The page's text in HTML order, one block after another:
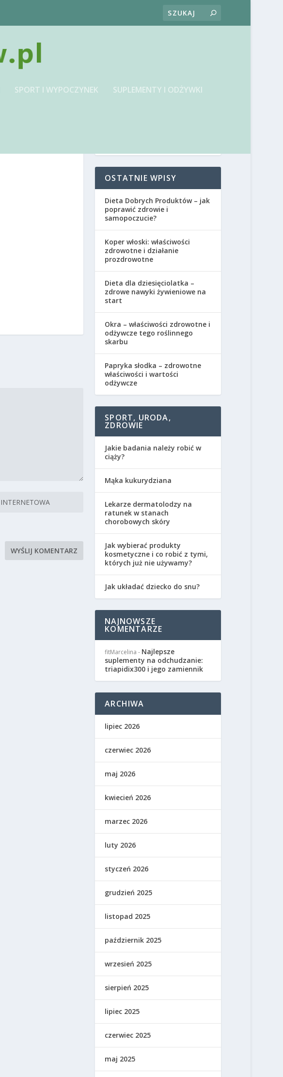
SPORT I WYPOCZYNEK SUPLEMENTY I ODŻYWKI
OSTATNIE WPISY
Dieta Dobrych Produktów – jak
poprawić zdrowie i
samopoczucie?
Koper włoski: właściwości
zdrowotne i działanie
prozdrowotne
Dieta dla dziesięciolatka –
zdrowe nawyki żywieniowe na
start
Okra – właściwości zdrowotne i
odżywcze tego roślinnego
skarbu
Papryka słodka – zdrowotne
właściwości i wartości
odżywcze
SPORT, URODA,
ZDROWIE
Jakie badania należy robić w
ciąży?
Mąka kukurydziana
Lekarze dermatolodzy na
ratunek w stanach
chorobowych skóry
Jak wybierać produkty
kosmetyczne i co robić z tymi,
których już nie używamy?
Jak układać dziecko do snu?
NAJNOWSZE
KOMENTARZE
fitMarcelina - Najlepsze
suplementy na odchudzanie:
triapidix300 i jego zamiennik
ARCHIWA
lipiec 2026
czerwiec 2026
maj 2026
kwiecień 2026
marzec 2026
luty 2026
styczeń 2026
grudzień 2025
listopad 2025
październik 2025
wrzesień 2025
sierpień 2025
lipiec 2025
czerwiec 2025
maj 2025